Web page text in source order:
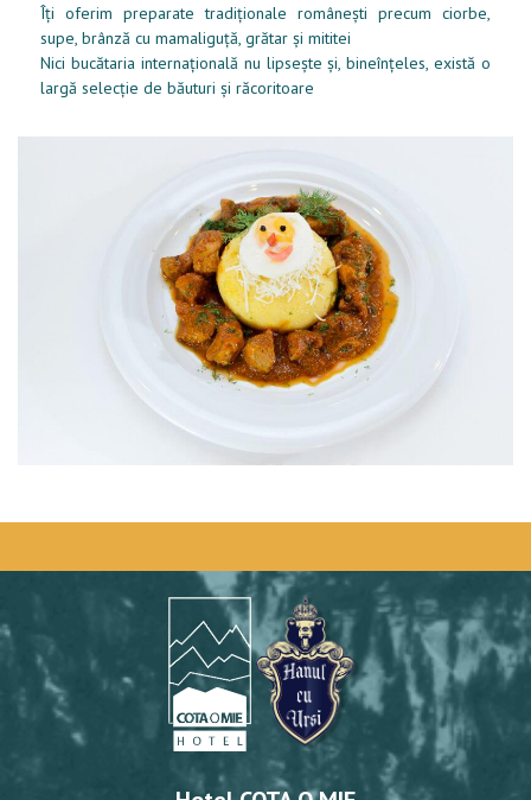
Îți oferim preparate tradiționale românești precum ciorbe,
supe, brânză cu mamaliguță, grătar și mititei
Nici bucătaria internațională nu lipsește și, bineînțeles, există o
largă selecție de băuturi și răcoritoare